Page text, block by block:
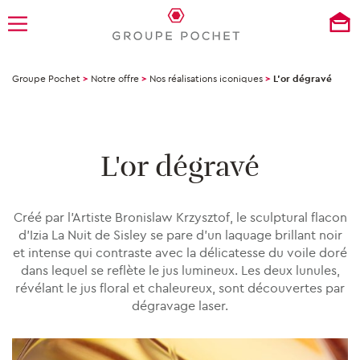
Groupe Pochet > Notre offre > Nos réalisations iconiques > L’or dégravé
L'or dégravé
Créé par l’Artiste Bronislaw Krzysztof, le sculptural flacon
d’Izia La Nuit de Sisley se pare d’un laquage brillant noir
et intense qui contraste avec la délicatesse du voile doré
dans lequel se reflète le jus lumineux. Les deux lunules,
révélant le jus floral et chaleureux, sont découvertes par
dégravage laser.